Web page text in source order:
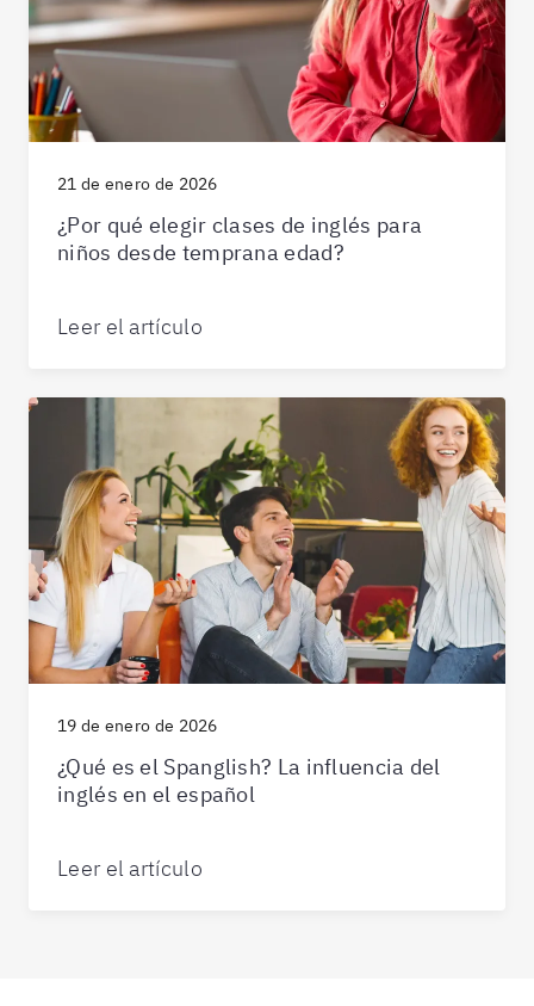
21 de enero de 2026
¿Por qué elegir clases de inglés para
niños desde temprana edad?
Leer el artículo
19 de enero de 2026
¿Qué es el Spanglish? La influencia del
inglés en el español
Leer el artículo